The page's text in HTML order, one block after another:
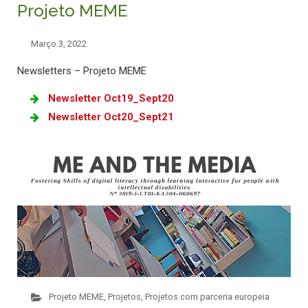
Projeto MEME
Março 3, 2022
Newsletters – Projeto MEME
Newsletter Oct19_Sept20
Newsletter Oct20_Sept21
Projeto MEME, Projetos Projetos com parceria europeia